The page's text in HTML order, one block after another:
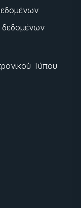
δεδομένων
Τύπου